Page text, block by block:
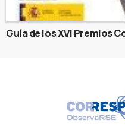
Guía de los XVI Premios